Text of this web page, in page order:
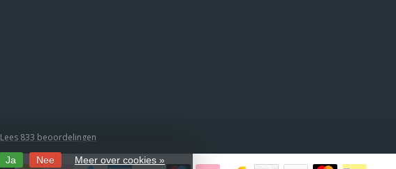
Lees 833 beoordelingen
Ja Nee Meer over cookies »